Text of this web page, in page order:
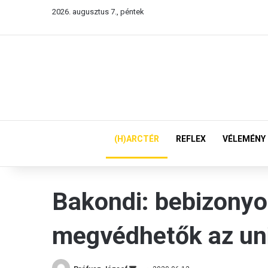
2026. augusztus 7., péntek
(H)ARCTÉR REFLEX VÉLEMÉNY
Bakondi:
megvédhetők az